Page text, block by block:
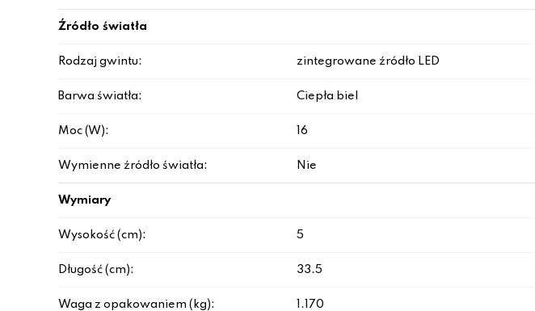
Źródło światła
Rodzaj gwintu: zintegrowane źródło LED
Barwa światła: Ciepła biel
Moc (W): 16
Wymienne źródło światła: Nie
Wymiary
Wysokość (cm): 5
Długość (cm): 33.5
Waga z opakowaniem (kg): 1.170